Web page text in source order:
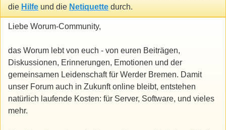
die Hilfe und die Netiquette durch.
Liebe Worum-Community,
das Worum lebt von euch - von euren Beiträgen,
Diskussionen, Erinnerungen, Emotionen und der
gemeinsamen Leidenschaft für Werder Bremen. Damit
unser Forum auch in Zukunft online bleibt, entstehen
natürlich laufende Kosten: für Server, Software, und vieles
mehr.